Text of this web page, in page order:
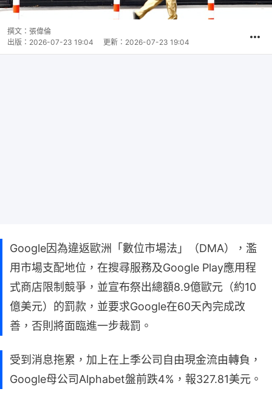
撰文： 張偉倫
出版： 2026-07-23 19:04 更新： 2026-07-23 19:04
Google因為違返歐洲「數位市場法」（DMA），濫
用市場支配地位，在搜尋服務及Google Play應用程
式商店限制競爭，並宣布祭出總額8.9億歐元（約10
億美元）的罰款，並要求Google在60天內完成改
善，否則將面臨進一步裁罰。
受到消息拖累，加上在上季公司自由現金流由轉負，
Google母公司Alphabet盤前跌4%，報327.81美元。